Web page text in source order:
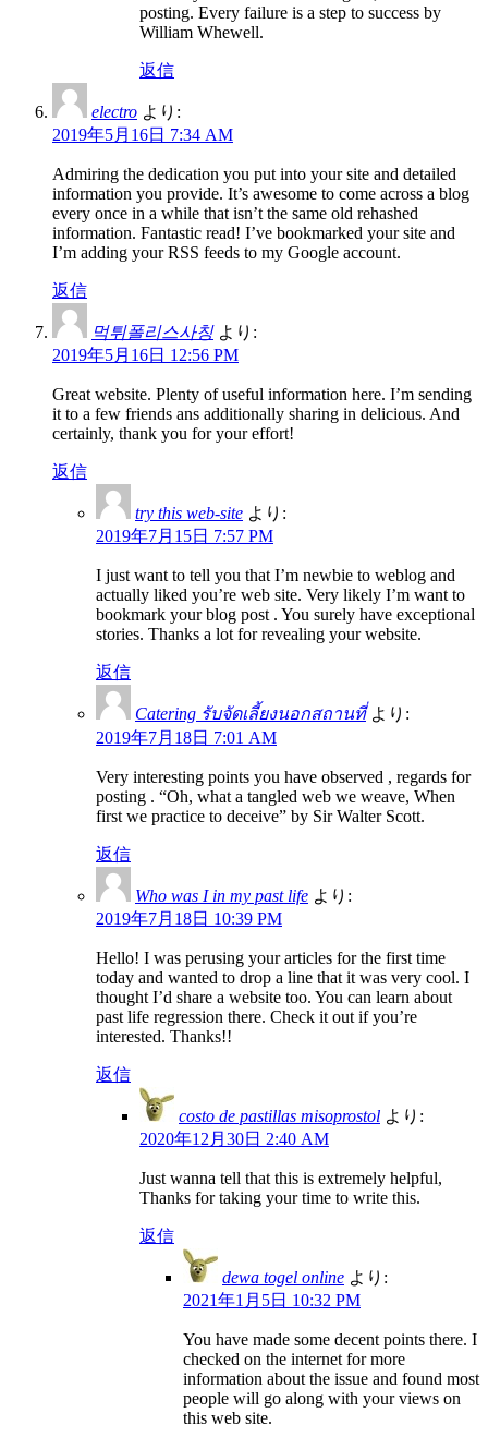
posting. Every failure is a step to success by
William Whewell.
返信
electro より:
2019年5月16日 7:34 AM
Admiring the dedication you put into your site and detailed
information you provide. It’s awesome to come across a blog
every once in a while that isn’t the same old rehashed
information. Fantastic read! I’ve bookmarked your site and
I’m adding your RSS feeds to my Google account.
返信
먹튀폴리스사칭 より:
2019年5月16日 12:56 PM
Great website. Plenty of useful information here. I’m sending
it to a few friends ans additionally sharing in delicious. And
certainly, thank you for your effort!
返信
try this web-site より:
2019年7月15日 7:57 PM
I just want to tell you that I’m newbie to weblog and
actually liked you’re web site. Very likely I’m want to
bookmark your blog post . You surely have exceptional
stories. Thanks a lot for revealing your website.
返信
Catering รับจัดเลี้ยงนอกสถานที่ より:
2019年7月18日 7:01 AM
Very interesting points you have observed , regards for
posting . “Oh, what a tangled web we weave, When
first we practice to deceive” by Sir Walter Scott.
返信
Who was I in my past life より:
2019年7月18日 10:39 PM
Hello! I was perusing your articles for the first time
today and wanted to drop a line that it was very cool. I
thought I’d share a website too. You can learn about
past life regression there. Check it out if you’re
interested. Thanks!!
返信
costo de pastillas misoprostol より:
2020年12月30日 2:40 AM
Just wanna tell that this is extremely helpful,
Thanks for taking your time to write this.
返信
dewa togel online より:
2021年1月5日 10:32 PM
You have made some decent points there. I
checked on the internet for more
information about the issue and found most
people will go along with your views on
this web site.